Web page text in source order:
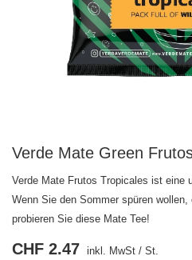
Verde Mate Green
Verde Mate Frutos Tropicales ist eine
Wenn Sie den Sommer spüren
probieren Sie diese Mate Tee!
CHF 2.47 inkl. MwSt / St.